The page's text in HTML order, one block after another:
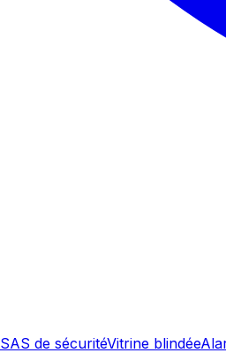
SAS de sécuritéVitrine blindée